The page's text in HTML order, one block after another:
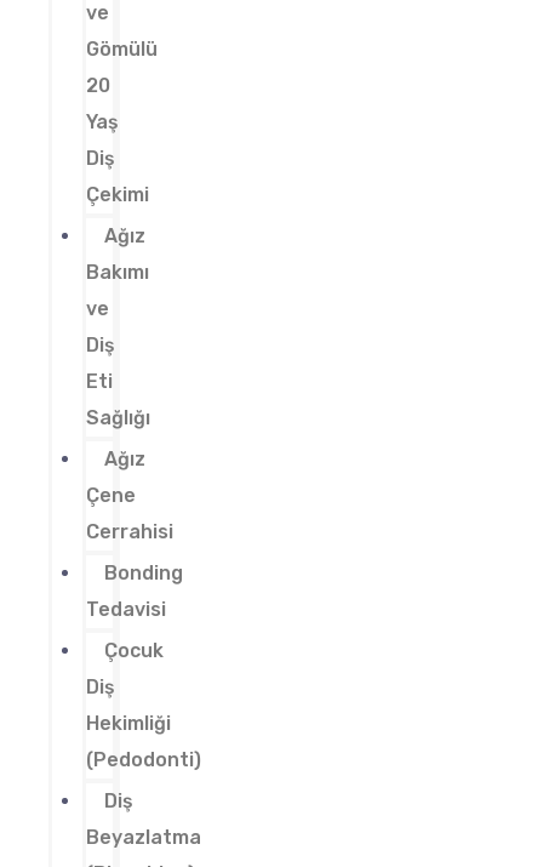
ve
Gömülü
20
Yaş
Diş
Çekimi
Ağız
Bakımı
ve
Diş
Eti
Sağlığı
Ağız
Çene
Cerrahisi
Bonding
Tedavisi
Çocuk
Diş
Hekimliği
(Pedodonti)
Diş
Beyazlatma